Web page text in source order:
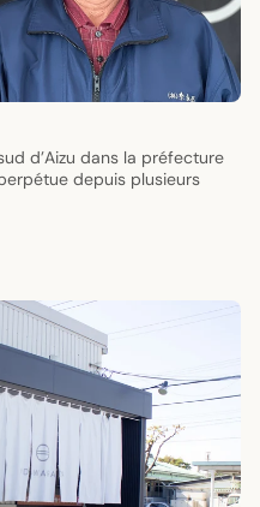
d’Aizu dans la préfecture
depuis plusieurs